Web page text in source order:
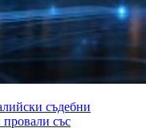
съдебни
провали със